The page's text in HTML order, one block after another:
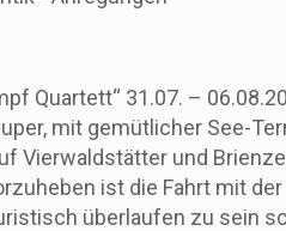
Quartett“ 31.07. –
mit gemütlicher See-
Vierwaldstätter und
ist die Fahrt mit der
überlaufen zu sein